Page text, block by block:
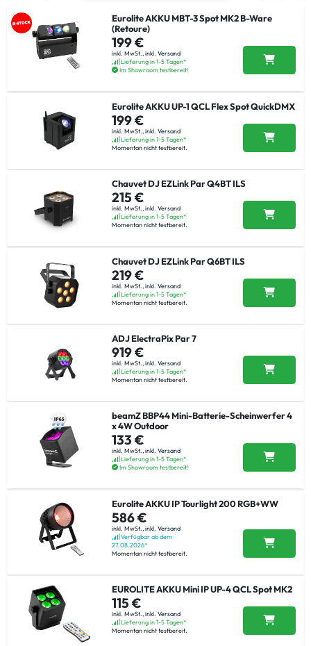
Eurolite AKKU MBT-3 Spot MK2 B-Ware
(Retoure)
199 €
inkl. MwSt.,inkl. Versand
Lieferung in 1-5 Tagen*
Im Showroom testbereit!
Eurolite AKKU UP-1 QCL Flex Spot QuickDMX
199 €
inkl. MwSt., inkl. Versand
Lieferung in 1-5 Tagen*
Momentan nicht testbereit.
Chauvet DJ EZLink Par Q4BT ILS
215 €
inkl. MwSt., inkl. Versand
Lieferung in 1-5 Tagen*
Momentan nicht testbereit.
Chauvet DJ EZLink Par Q6BT ILS
219 €
inkl. MwSt., inkl. Versand
Lieferung in 1-5 Tagen*
Momentan nicht testbereit.
ADJ ElectraPix Par 7
919 €
inkl. MwSt., inkl. Versand
Lieferung in 1-5 Tagen*
Momentan nicht testbereit.
beamZ BBP44 Mini-Batterie-Scheinwerfer 4
x 4W Outdoor
133 €
inkl. MwSt.,inkl. Versand
Lieferung in 1-5 Tagen*
Im Showroom testbereit!
Eurolite AKKU IP Tourlight 200 RGB+WW
586 €
inkl. MwSt., inkl. Versand
Verfügbar ab dem
27.08.2026*
Momentan nicht testbereit.
EUROLITE AKKU Mini IP UP-4 QCL Spot MK2
115 €
inkl. MwSt., inkl. Versand
Lieferung in 1-5 Tagen*
Momentan nicht testbereit.